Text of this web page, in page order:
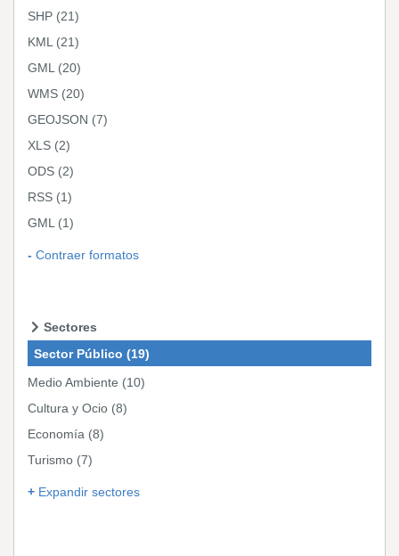
SHP (21)
KML (21)
GML (20)
WMS (20)
GEOJSON (7)
XLS (2)
ODS (2)
RSS (1)
GML (1)
Contraer formatos
Sectores
Sector Público (19)
Medio Ambiente (10)
Cultura y Ocio (8)
Economía (8)
Turismo (7)
Expandir sectores